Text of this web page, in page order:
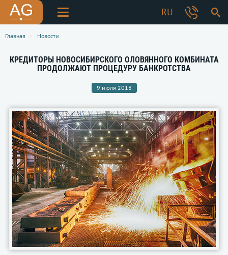
RU
Главная Новости
КРЕДИТОРЫ НОВОСИБИРСКОГО ОЛОВЯННОГО КОМБИНАТА
ПРОДОЛЖАЮТ ПРОЦЕДУРУ БАНКРОТСТВА
9 июля 2013